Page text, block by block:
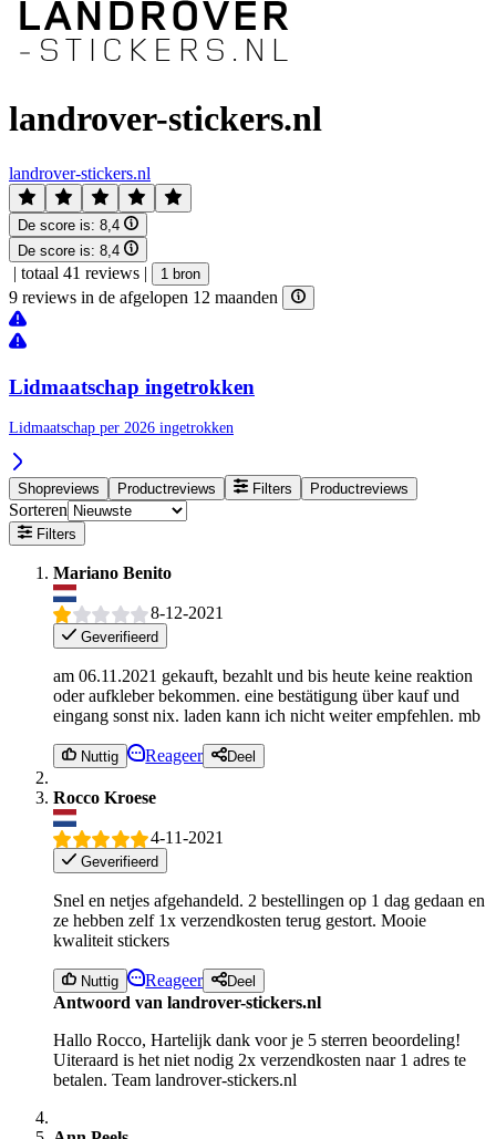
landrover-stickers.nl
landrover-stickers.nl
De score is: 8,4
De score is: 8,4
| totaal 41 reviews | 1 bron
9 reviews in de afgelopen 12 maanden
Lidmaatschap ingetrokken
Lidmaatschap per 2026 ingetrokken
Shopreviews Productreviews Filters Productreviews
Sorteren
Filters
Mariano Benito
8-12-2021
Geverifieerd
am 06.11.2021 gekauft, bezahlt und bis heute keine reaktion
oder aufkleber bekommen. eine bestätigung über kauf und
eingang sonst nix. laden kann ich nicht weiter empfehlen. mb
Nuttig Reageer Deel
Rocco Kroese
4-11-2021
Geverifieerd
Snel en netjes afgehandeld. 2 bestellingen op 1 dag gedaan en
ze hebben zelf 1x verzendkosten terug gestort. Mooie
kwaliteit stickers
Nuttig Reageer Deel
Antwoord van landrover-stickers.nl
Hallo Rocco, Hartelijk dank voor je 5 sterren beoordeling!
Uiteraard is het niet nodig 2x verzendkosten naar 1 adres te
betalen. Team landrover-stickers.nl